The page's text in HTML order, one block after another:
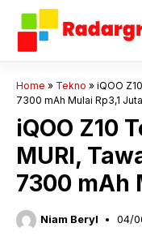
Langsung
Home » Tekno » iQOO
7300 mAh Mulai Rp3,1 Juta
iQOO Z10
MURI,
7300 mAh
Niam Beryl 04/